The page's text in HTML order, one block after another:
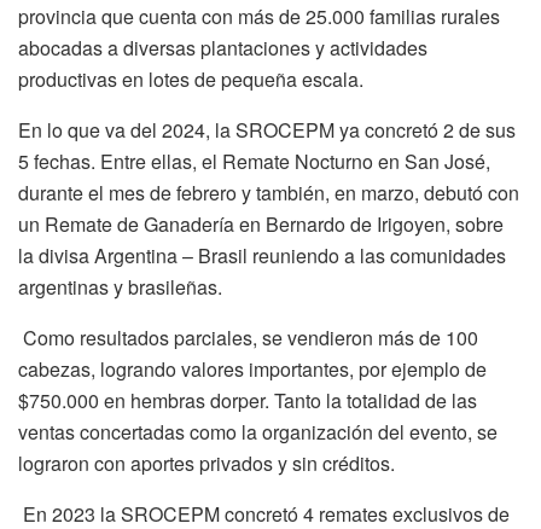
provincia que cuenta con más de 25.000 familias rurales
abocadas a diversas plantaciones y actividades
productivas en lotes de pequeña escala.
En lo que va del 2024, la SROCEPM ya concretó 2 de sus
5 fechas. Entre ellas, el Remate Nocturno en San José,
durante el mes de febrero y también, en marzo, debutó con
un Remate de Ganadería en Bernardo de Irigoyen, sobre
la divisa Argentina – Brasil reuniendo a las comunidades
argentinas y brasileñas.
Como resultados parciales, se vendieron más de 100
cabezas, logrando valores importantes, por ejemplo de
$750.000 en hembras dorper. Tanto la totalidad de las
ventas concertadas como la organización del evento, se
lograron con aportes privados y sin créditos.
En 2023 la SROCEPM concretó 4 remates exclusivos de